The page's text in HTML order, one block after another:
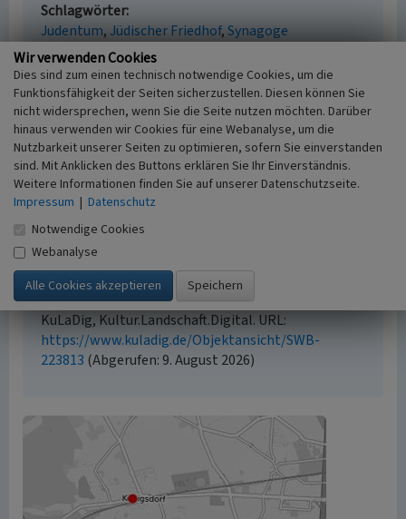
Schlagwörter
Judentum Jüdischer Friedhof Synagoge
Fachsichten
Kulturlandschaftspflege
Empfohlene Zitierweise
Urheberrechtlicher Hinweis
Der hier präsentierte Inhalt ist urheberrechtlich
geschützt. Die angezeigten Medien unterliegen
möglicherweise zusätzlichen urheberrechtlichen
Bedingungen, die an diesen ausgewiesen sind.
Empfohlene Zitierweise
„Jüdische Kultur und Geschichte in Frechen”. In:
KuLaDig, Kultur.Landschaft.Digital. URL:
https://www.kuladig.de/Objektansicht/SWB-
223813 (Abgerufen: 9. August 2026)
Wir verwenden Cookies
Dies sind zum einen technisch notwendige Cookies, um die
Funktionsfähigkeit der Seiten sicherzustellen. Diesen können Sie
nicht widersprechen, wenn Sie die Seite nutzen möchten. Darüber
hinaus verwenden wir Cookies für eine Webanalyse, um die
Nutzbarkeit unserer Seiten zu optimieren, sofern Sie einverstanden
sind. Mit Anklicken des Buttons erklären Sie Ihr Einverständnis.
Weitere Informationen finden Sie auf unserer Datenschutzseite.
Impressum | Datenschutz
Notwendige Cookies
Webanalyse